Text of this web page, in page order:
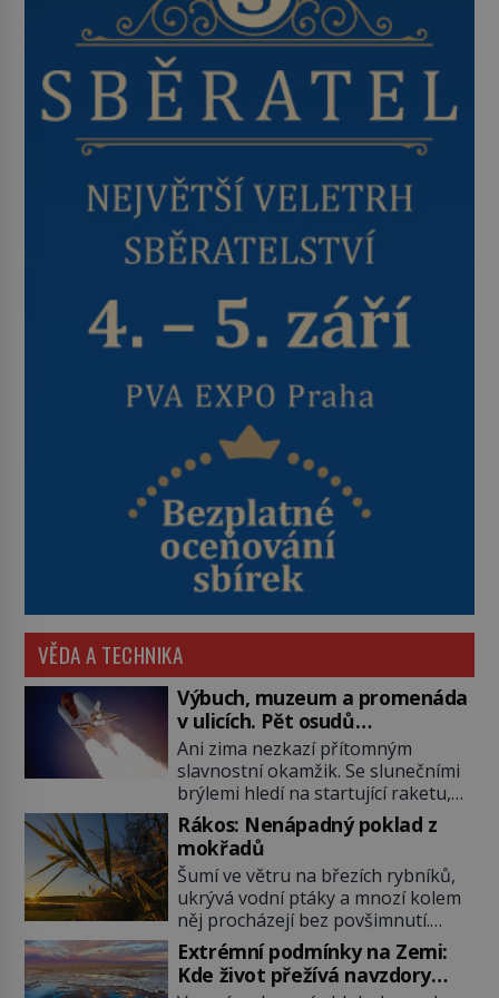
VĚDA A TECHNIKA
Výbuch, muzeum a promenáda
v ulicích. Pět osudů
nejslavnějších raketoplánů
Ani zima nezkazí přítomným
slavnostní okamžik. Se slunečními
brýlemi hledí na startující raketu,
která má do vesmíru vynést kromě
posádky také obyčejnou učitelku.
Po několika sekundách všem
ztuhnou úsměvy, stroj totiž
exploduje. Jejich konstrukce není
z levného kraje, daňové poplatníky
stojí miliardy dolarů. Na druhou
stranu zvládnou jen představitelné
Rákos: Nenápadný poklad z
mokřadů
Šumí ve větru na březích rybníků,
ukrývá vodní ptáky a mnozí kolem
něj procházejí bez povšimnutí.
Přesto právě rákos pomáhal stavět
domy, vyrábět lodě, zapisovat první
texty a inspiroval řadu pověstí.
Extrémní podmínky na Zemi:
Kde život přežívá navzdory